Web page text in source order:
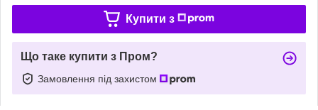
Купити з
Що таке купити з Пром?
Замовлення під захистом